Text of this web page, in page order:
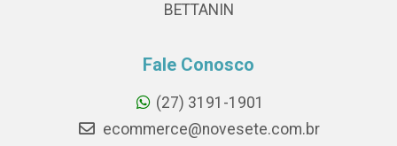
BETTANIN
Fale Conosco
(27) 3191-1901
ecommerce@novesete.com.br